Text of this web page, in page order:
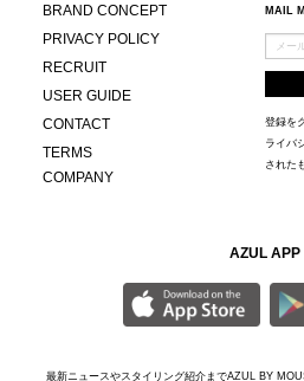
BRAND CONCEPT
PRIVACY POLICY
RECRUIT
USER GUIDE
CONTACT
TERMS
COMPANY
MAIL
登録を
ライバ
された
AZUL APP
最新ニュースやスタイリング紹介までAZUL BY